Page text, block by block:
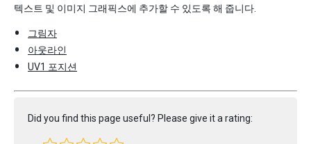
텍스트 및 이미지 그래픽스에 추가할 수 있도록 해 줍니다.
그림자
아웃라인
UV1 포지션
Did you find this page useful? Please give it a rating: